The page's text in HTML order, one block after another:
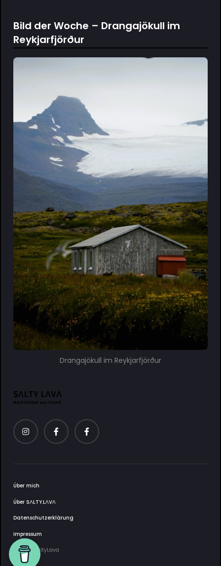
Bild der Woche – Drangajökull im
Reykjarfjörður
Drangajökull im Reykjarfjörður
Über mich
Über SΛLTY.LΛVΛ
Datenschutzerklärung
Impressum
2025 © SaltyLava